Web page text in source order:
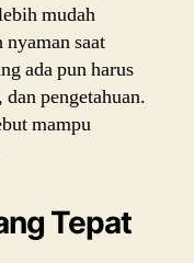
mudah
nyaman saat
ada pun harus
pengetahuan.
mampu
Tepat